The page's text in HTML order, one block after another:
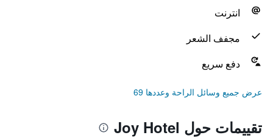
انترنت
مجفف الشعر
دفع سريع
عرض جميع وسائل الراحة وعددها 69
تقييمات حول Joy Hotel